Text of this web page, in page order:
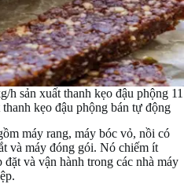
sản xuất thanh kẹo đậu phộng 11
kẹo đậu phộng bán tự động
máy rang, máy bóc vỏ, nồi có
và máy đóng gói. Nó chiếm ít
và vận hành trong các nhà máy